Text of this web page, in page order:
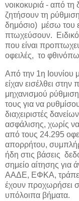
νοικοκυριά - από τη
ζητήσουν τη
δημόσιο) μέσω του
πτωχεύσουν.
που είναι
οφειλές, το
Από την 1η Ιουνίου
είχαν εισέλθει
μηχανισμού
τους για να
διαχειριστές
ασφάλισης, χωρίς
από τους 24.295
απορρήτου,
ήδη στις βάσεις
σημείο αίτησης για
ΑΑΔΕ, ΕΦΚΑ,
έχουν προχωρήσει
υπόλοιπα βήματα.